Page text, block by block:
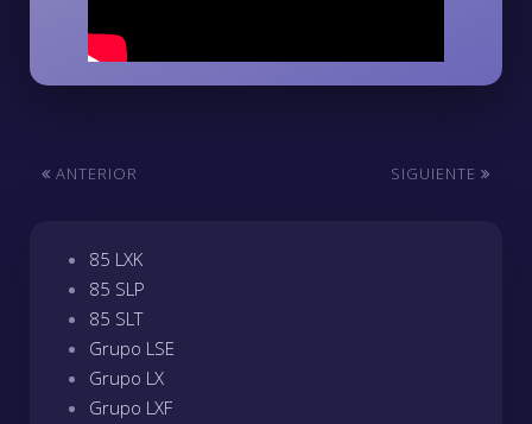
ANTERIOR SIGUIENTE
85 LXK
85 SLP
85 SLT
Grupo LSE
Grupo LX
Grupo LXF